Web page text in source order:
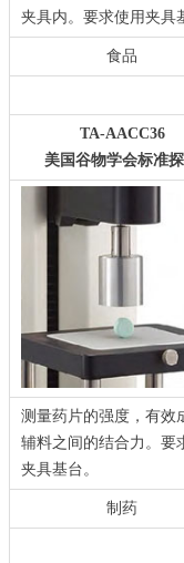
夹具内。要求使用夹具
食品
TA-AACC36
美国谷物学会标准
测量药片的强度，有效
辅料之间的结合力。要
夹具基台。
制药